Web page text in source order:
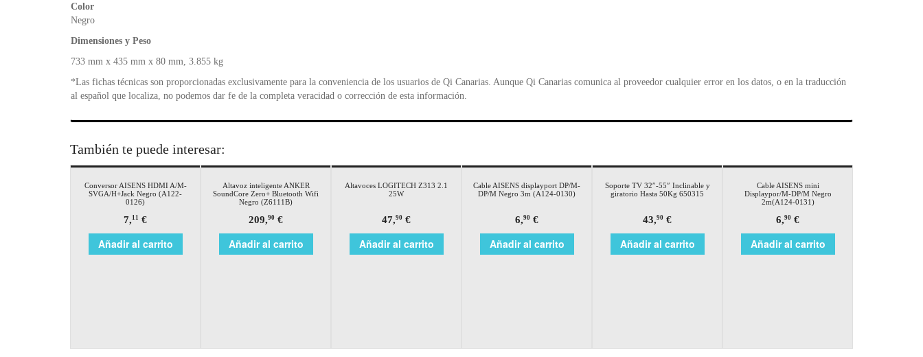
Color
Negro
Dimensiones y Peso
733 mm x 435 mm x 80 mm, 3.855 kg
*Las fichas técnicas son proporcionadas exclusivamente para la conveniencia de los usuarios de Qi Canarias. Aunque Qi Canarias comunica al proveedor cualquier error en los datos, o en la traducción
al español que localiza, no podemos dar fe de la completa veracidad o corrección de esta información.
También te puede interesar:
Conversor AISENS HDMI A/M-
SVGA/H+Jack Negro (A122-
0126)
7,11 €
Añadir al carrito
Altavoz inteligente ANKER
SoundCore Zero+ Bluetooth Wifi
Negro (Z6111B)
209,90 €
Añadir al carrito
Altavoces LOGITECH Z313 2.1
25W
47,90 €
Añadir al carrito
Cable AISENS displayport DP/M-
DP/M Negro 3m (A124-0130)
6,90 €
Añadir al carrito
Soporte TV 32″-55″ Inclinable y
giratorio Hasta 50Kg 650315
43,90 €
Añadir al carrito
Cable AISENS mini
Displaypor/M-DP/M Negro
2m(A124-0131)
6,90 €
Añadir al carrito